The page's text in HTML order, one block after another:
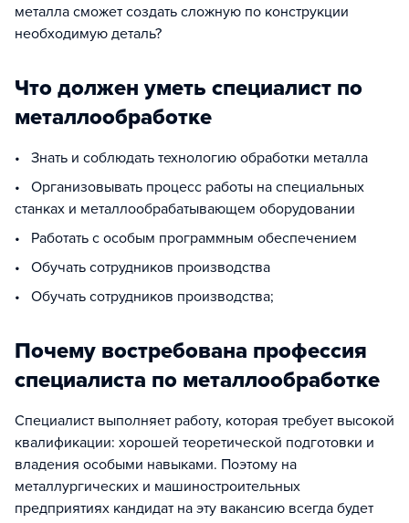
металла сможет создать сложную по конструкции
необходимую деталь?
Что должен уметь специалист по
металлообработке
• Знать и соблюдать технологию обработки металла
• Организовывать процесс работы на специальных
станках и металлообрабатывающем оборудовании
• Работать с особым программным обеспечением
• Обучать сотрудников производства
• Обучать сотрудников производства;
Почему востребована профессия
специалиста по металлообработке
Специалист выполняет работу, которая требует высокой
квалификации: хорошей теоретической подготовки и
владения особыми навыками. Поэтому на
металлургических и машиностроительных
предприятиях кандидат на эту вакансию всегда будет